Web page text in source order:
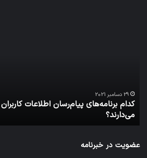
امن
نگه
می‌دارند؟
29 دسامبر 2021
کدام برنامه‌های پیام‌رسان اطلاعات
می‌دارند؟
عضویت در خبرنامه